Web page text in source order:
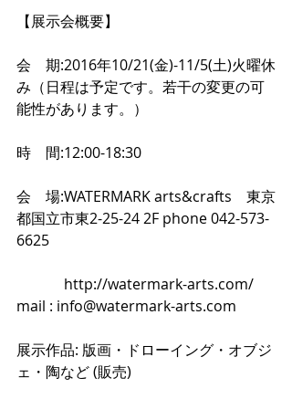
【展示会概要】
会　期:2016年10/21(金)-11/5(土)火曜休
み（日程は予定です。若干の変更の可
能性があります。）
時　間:12:00-18:30
会　場:WATERMARK arts&crafts　東京
都国立市東2-25-24 2F phone 042-573-
6625
http://watermark-arts.com/
mail : info@watermark-arts.com
展示作品: 版画・ドローイング・オブジ
ェ・陶など (販売)